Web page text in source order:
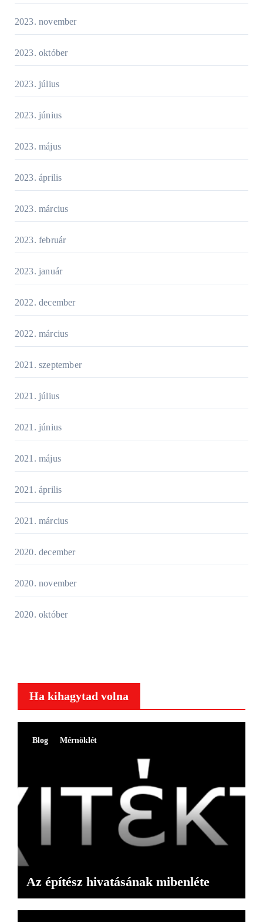
2023. november
2023. október
2023. július
2023. június
2023. május
2023. április
2023. március
2023. február
2023. január
2022. december
2022. március
2021. szeptember
2021. július
2021. június
2021. május
2021. április
2021. március
2020. december
2020. november
2020. október
Ha kihagytad volna
Blog Mérnöklét
Az építész hivatásának mibenléte